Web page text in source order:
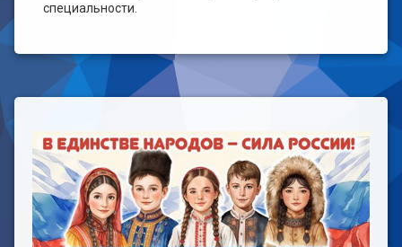
специальности.